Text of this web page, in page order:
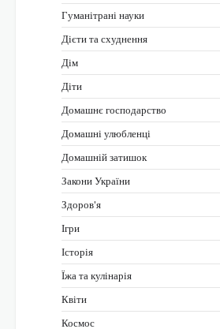
Гуманітрані науки
Дієти та схуднення
Дім
Діти
Домашнє господарство
Домашні улюбленці
Домашній затишок
Закони України
Здоров'я
Ігри
Історія
Їжа та кулінарія
Квіти
Космос